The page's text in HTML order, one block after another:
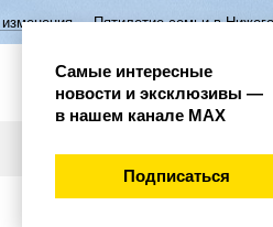
семьи в Нижегородской области
Самые интересные
новости и эксклюзивы —
в нашем канале МАХ
Подписаться